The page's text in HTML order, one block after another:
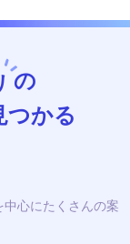
の
つかる
心にたくさんの案